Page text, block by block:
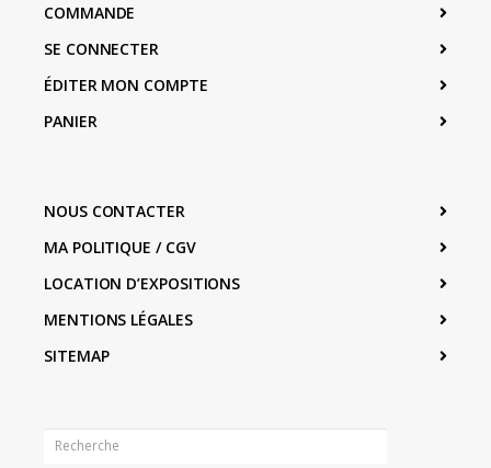
COMMANDE
SE CONNECTER
ÉDITER MON COMPTE
PANIER
NOUS CONTACTER
MA POLITIQUE / CGV
LOCATION D’EXPOSITIONS
MENTIONS LÉGALES
SITEMAP